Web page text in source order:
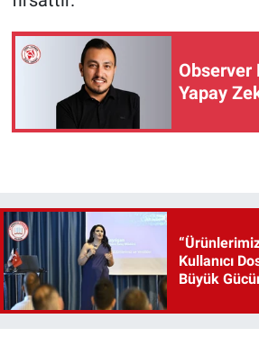
Observer
Yapay
Kullanıcı
Büyük